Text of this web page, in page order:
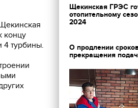
концу
4 турбины.
Щекинская ГРЭС
отопительному
2024
О продлении
прекращения